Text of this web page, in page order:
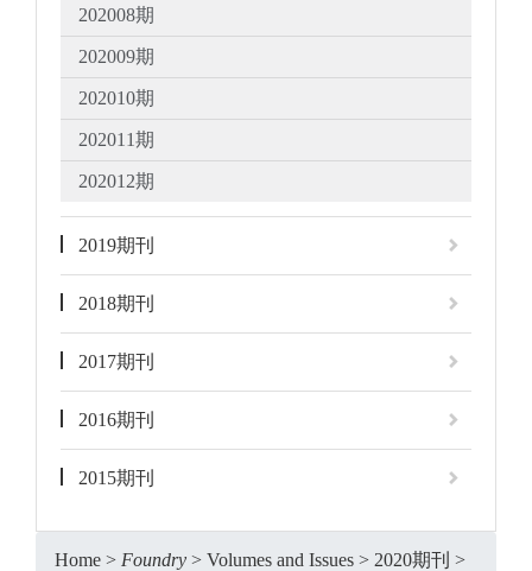
202008期
202009期
202010期
202011期
202012期
2019期刊
2018期刊
2017期刊
2016期刊
2015期刊
Home > Foundry > Volumes and Issues > 2020期刊 >